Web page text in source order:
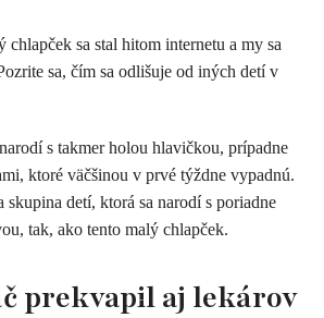
chlapček sa stal hitom internetu a my sa
sa, čím sa odlišuje od iných detí v
s takmer holou hlavičkou, prípadne
ktoré väčšinou v prvé týždne vypadnú.
skupina detí, ktorá sa narodí s poriadne
tak, ako tento malý chlapček.
prekvapil aj lekárov